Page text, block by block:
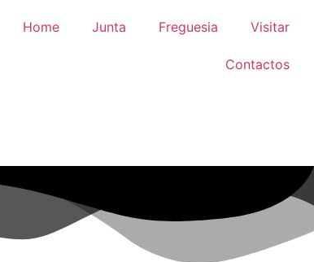
Home Junta Freguesia Visitar
Contactos